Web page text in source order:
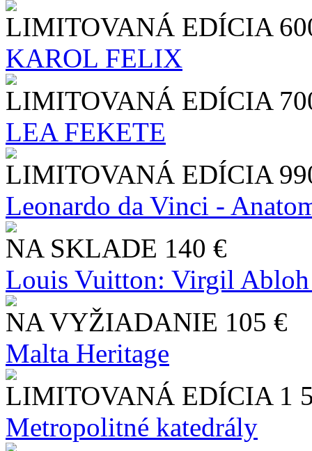
LIMITOVANÁ EDÍCIA
KAROL FELIX
LIMITOVANÁ EDÍCIA
LEA FEKETE
LIMITOVANÁ EDÍCIA
Leonardo da Vinci -
NA SKLADE 140 €
Louis Vuitton: Virgil
NA VYŽIADANIE 105 €
Malta Heritage
LIMITOVANÁ EDÍCIA 1
Metropolitné katedrály